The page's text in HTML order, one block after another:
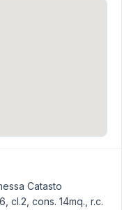
Catasto
cl.2, cons. 14mq., r.c.